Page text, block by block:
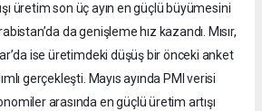
üretim son üç ayın en güçlü büyümesini
da genişleme hız kazandı. Mısır,
ise üretimdeki düşüş bir önceki anket
gerçekleşti. Mayıs ayında PMI verisi
arasında en güçlü üretim artışı